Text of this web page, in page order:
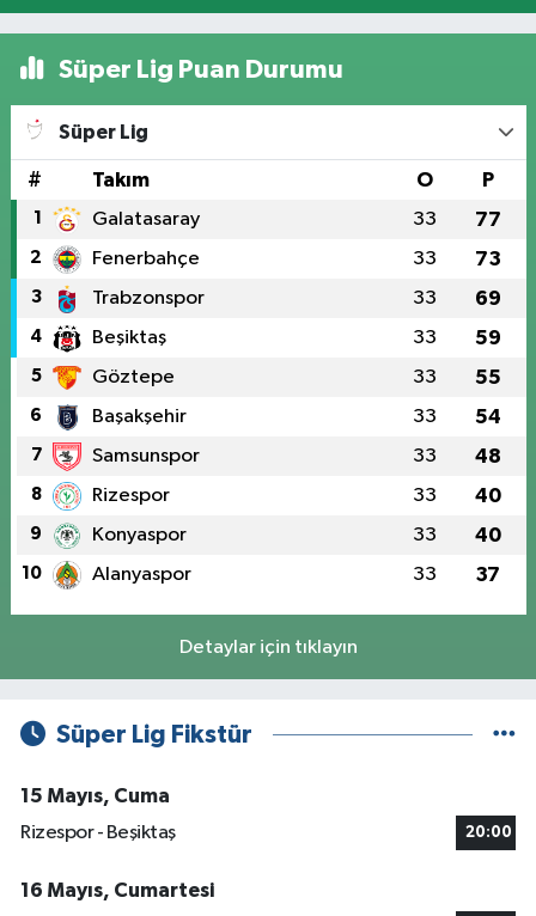
Süper Lig Puan Durumu
Süper Lig
# Takım O P
1 Galatasaray 33 77
2 Fenerbahçe 33 73
3 Trabzonspor 33 69
4 Beşiktaş 33 59
5 Göztepe 33 55
6 Başakşehir 33 54
7 Samsunspor 33 48
8 Rizespor 33 40
9 Konyaspor 33 40
10 Alanyaspor 33 37
Detaylar için tıklayın
Süper Lig Fikstür
15 Mayıs, Cuma
Rizespor - Beşiktaş
20:00
16 Mayıs, Cumartesi